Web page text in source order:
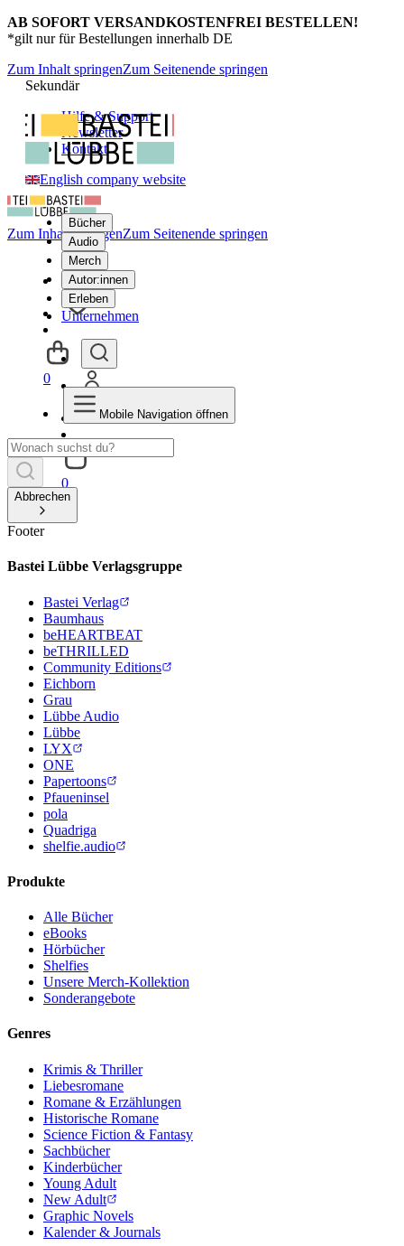
AB SOFORT VERSANDKOSTENFREI BESTELLEN!
*gilt nur für Bestellungen innerhalb DE
Zum Inhalt springenZum Seitenende springen
Sekundär
Hilfe & Support
Newsletter
Kontakt
English company website
Bücher
Audio
Merch
Autor:innen
Erleben
Unternehmen
0
Zum Inhalt springenZum Seitenende springen
0
Mobile Navigation öffnen
Abbrechen
Footer
Bastei Lübbe Verlagsgruppe
Bastei Verlag
Baumhaus
beHEARTBEAT
beTHRILLED
Community Editions
Eichborn
Grau
Lübbe Audio
Lübbe
LYX
ONE
Papertoons
Pfaueninsel
pola
Quadriga
shelfie.audio
Produkte
Alle Bücher
eBooks
Hörbücher
Shelfies
Unsere Merch-Kollektion
Sonderangebote
Genres
Krimis & Thriller
Liebesromane
Romane & Erzählungen
Historische Romane
Science Fiction & Fantasy
Sachbücher
Kinderbücher
Young Adult
New Adult
Graphic Novels
Kalender & Journals